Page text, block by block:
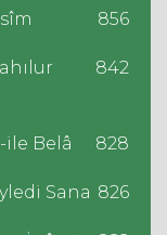
856
842
ile Belâ 828
Sana 826